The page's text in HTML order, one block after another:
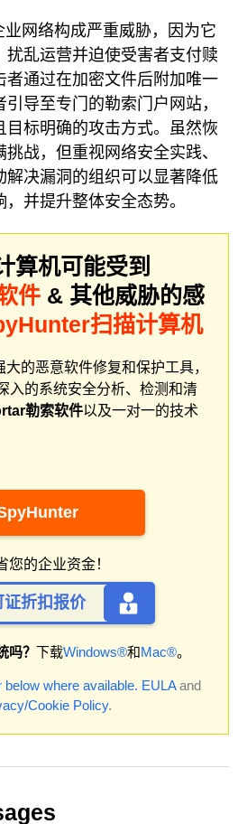
网络构成严重威胁，因为它
扰乱运营并迫使受害者支付赎
者通过在加密文件后附加唯一
导至专门的勒索门户网站，
目标明确的攻击方式。虽然恢
战，但重视网络安全实践、
解决漏洞的组织可以显著降低
并提升整体安全态势。
算机可能受到
件 & 其他威胁的感
扫描计算机
的恶意软件修复和保护工具，
入的系统安全分析、检测和清
勒索软件以及一对一的技术
您的企业资金！
证折扣报价
吗？ 下载Windows®和Mac®。
below where available. EULAand
Cookie Policy.